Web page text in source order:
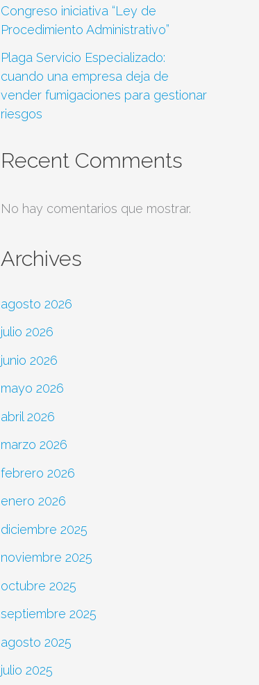
Congreso iniciativa “Ley de
Procedimiento Administrativo”
Plaga Servicio Especializado:
cuando una empresa deja de
vender fumigaciones para gestionar
riesgos
Recent Comments
No hay comentarios que mostrar.
Archives
agosto 2026
julio 2026
junio 2026
mayo 2026
abril 2026
marzo 2026
febrero 2026
enero 2026
diciembre 2025
noviembre 2025
octubre 2025
septiembre 2025
agosto 2025
julio 2025